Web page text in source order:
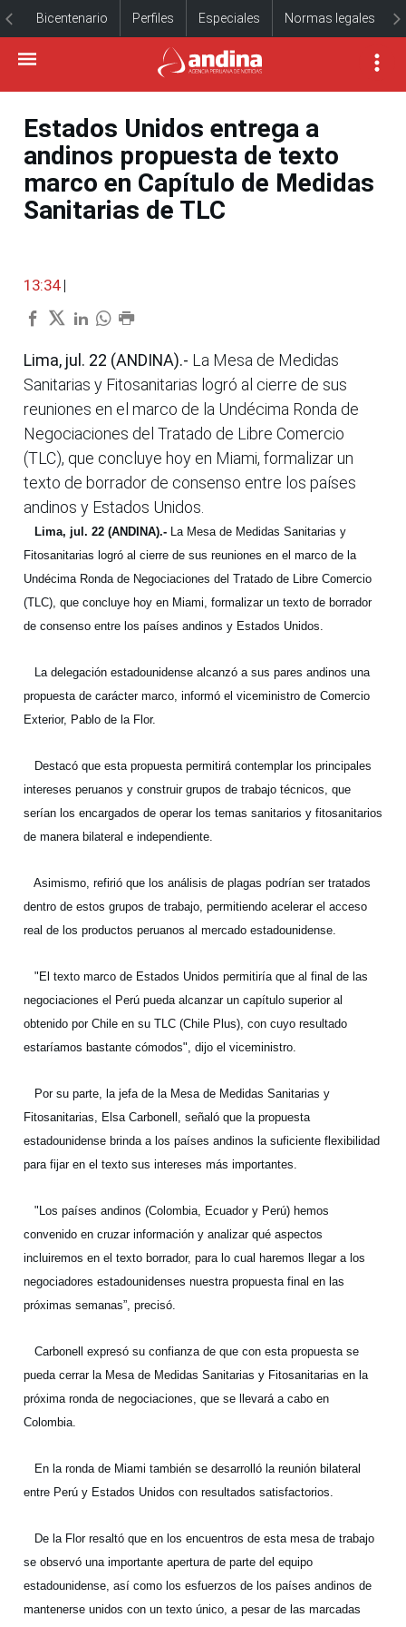
Bicentenario Perfiles Especiales Normas legales
Estados Unidos entrega a
andinos propuesta de texto
marco en Capítulo de Medidas
Sanitarias de TLC
13:34 |
Lima, jul. 22 (ANDINA).- La Mesa de Medidas
Sanitarias y Fitosanitarias logró al cierre de sus
reuniones en el marco de la Undécima Ronda de
Negociaciones del Tratado de Libre Comercio
(TLC), que concluye hoy en Miami, formalizar un
texto de borrador de consenso entre los países
andinos y Estados Unidos.
Lima, jul. 22 (ANDINA).- La Mesa de Medidas Sanitarias y
Fitosanitarias logró al cierre de sus reuniones en el marco de la
Undécima Ronda de Negociaciones del Tratado de Libre Comercio
(TLC), que concluye hoy en Miami, formalizar un texto de borrador
de consenso entre los países andinos y Estados Unidos.
La delegación estadounidense alcanzó a sus pares andinos una
propuesta de carácter marco, informó el viceministro de Comercio
Exterior, Pablo de la Flor.
Destacó que esta propuesta permitirá contemplar los principales
intereses peruanos y construir grupos de trabajo técnicos, que
serían los encargados de operar los temas sanitarios y fitosanitarios
de manera bilateral e independiente.
Asimismo, refirió que los análisis de plagas podrían ser tratados
dentro de estos grupos de trabajo, permitiendo acelerar el acceso
real de los productos peruanos al mercado estadounidense.
"El texto marco de Estados Unidos permitiría que al final de las
negociaciones el Perú pueda alcanzar un capítulo superior al
obtenido por Chile en su TLC (Chile Plus), con cuyo resultado
estaríamos bastante cómodos", dijo el viceministro.
Por su parte, la jefa de la Mesa de Medidas Sanitarias y
Fitosanitarias, Elsa Carbonell, señaló que la propuesta
estadounidense brinda a los países andinos la suficiente flexibilidad
para fijar en el texto sus intereses más importantes.
"Los países andinos (Colombia, Ecuador y Perú) hemos
convenido en cruzar información y analizar qué aspectos
incluiremos en el texto borrador, para lo cual haremos llegar a los
negociadores estadounidenses nuestra propuesta final en las
próximas semanas”, precisó.
Carbonell expresó su confianza de que con esta propuesta se
pueda cerrar la Mesa de Medidas Sanitarias y Fitosanitarias en la
próxima ronda de negociaciones, que se llevará a cabo en
Colombia.
En la ronda de Miami también se desarrolló la reunión bilateral
entre Perú y Estados Unidos con resultados satisfactorios.
De la Flor resaltó que en los encuentros de esta mesa de trabajo
se observó una importante apertura de parte del equipo
estadounidense, así como los esfuerzos de los países andinos de
mantenerse unidos con un texto único, a pesar de las marcadas